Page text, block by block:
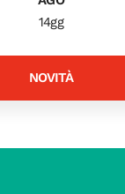
14gg
NOVITÀ